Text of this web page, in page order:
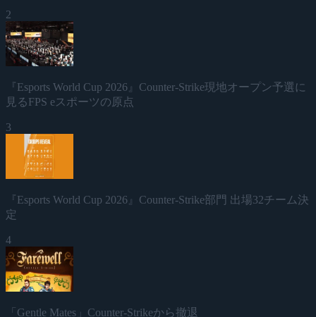
2
『Esports World Cup 2026』Counter-Strike現地オープン予選に
見るFPS eスポーツの原点
3
『Esports World Cup 2026』Counter-Strike部門 出場32チーム決
定
4
「Gentle Mates」Counter-Strikeから撤退